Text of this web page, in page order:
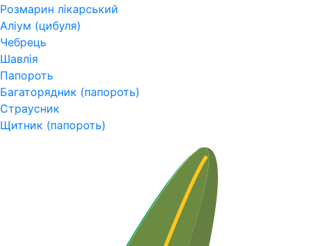
Розмарин лікарський
Аліум (цибуля)
Чебрець
Шавлія
Папороть
Багаторядник (папороть)
Страусник
Щитник (папороть)